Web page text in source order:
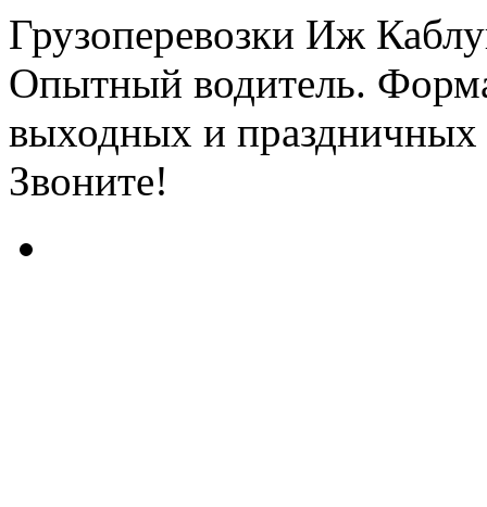
Грузоперевозки Иж
Опытный водитель.
выходных и
Звоните!